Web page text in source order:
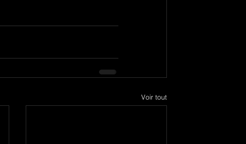
Voir tout